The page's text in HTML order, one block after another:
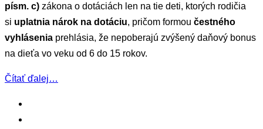
písm. c) zákona o dotáciách len na tie deti, ktorých rodičia
si uplatnia nárok na dotáciu, pričom formou čestného
vyhlásenia prehlásia, že nepoberajú zvýšený daňový bonus
na dieťa vo veku od 6 do 15 rokov.
Čítať ďalej…